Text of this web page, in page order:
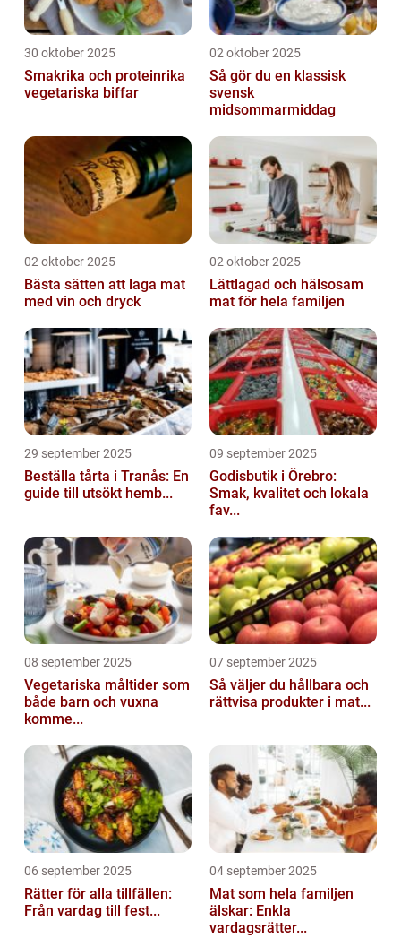
30 oktober 2025
Smakrika och proteinrika
vegetariska biffar
02 oktober 2025
Så gör du en klassisk
svensk
midsommarmiddag
02 oktober 2025
Bästa sätten att laga mat
med vin och dryck
02 oktober 2025
Lättlagad och hälsosam
mat för hela familjen
29 september 2025
Beställa tårta i Tranås: En
guide till utsökt hemb...
09 september 2025
Godisbutik i Örebro:
Smak, kvalitet och lokala
fav...
08 september 2025
Vegetariska måltider som
både barn och vuxna
komme...
07 september 2025
Så väljer du hållbara och
rättvisa produkter i mat...
06 september 2025
Rätter för alla tillfällen:
Från vardag till fest...
04 september 2025
Mat som hela familjen
älskar: Enkla
vardagsrätter...